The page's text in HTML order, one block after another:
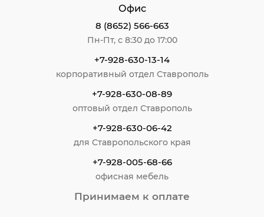
Офис
8 (8652) 566-663
Пн-Пт, с 8:30 до 17:00
+7-928-630-13-14
корпоративный отдел Ставрополь
+7-928-630-08-89
оптовый отдел Ставрополь
+7-928-630-06-42
для Ставропольского края
+7-928-005-68-66
офисная мебель
Принимаем к оплате